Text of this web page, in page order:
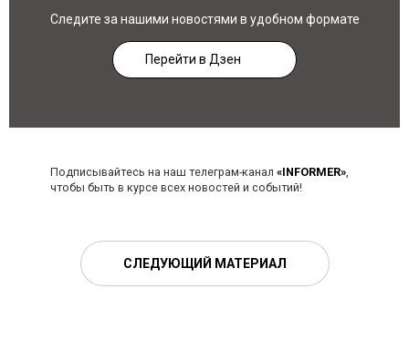
Следите за нашими новостями в удобном формате
Перейти в Дзен
Подписывайтесь на наш телеграм-канал «INFORMER»,
чтобы быть в курсе всех новостей и событий!
СЛЕДУЮЩИЙ МАТЕРИАЛ